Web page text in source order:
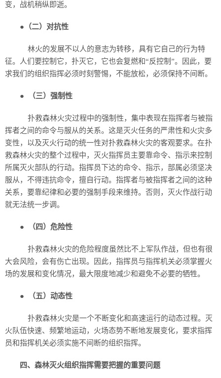
变，战机稍纵即逝。
● （二）对抗性
林火的发展不以人的意志为转移，具有它自己的行为特
征。人们要控制它，扑灭它，它也会复燃和“反控制”。因此，要
求我们的组织指挥必须时刻警惕，不能放松，必须保持不间断。
● （三）强制性
扑救森林火灾过程中的强制性，集中表现在指挥者与被指
挥者之间的命令与服从的关系。这是灭火任务的严肃性和火灾多
变性，以及灭火行动的统一性对扑救森林火灾的客观要求。在扑
救森林火灾的整个过程中，灭火指挥员主要靠命令、指示来控制
所属灭火部队的行动。指挥员下达的命令、指示，部属必须坚决
服从，不得违抗命令，擅自行动。指挥者与被指挥者之间的这种
关系，要靠纪律和必要的强制手段来维持。否则，灭火作战行动
就无法统一步调。
● （四）危险性
扑救森林火灾的危险程度虽然比不上军队作战，但也有很
大会风险，会有伤亡出现。因此，指挥员与指挥机关必须掌握火
场的发展和变化情况，最大限度地减少和避免不必要的牺牲。
● （五）动态性
扑救森林火灾是一个不断变化和高速运行的动态过程。灭
火队伍快速、频繁地运动，火场态势不断地发展变化，要求指挥
员和指挥机关必须实施不间断的组织指挥。
四、森林灭火组织指挥需要把握的重要问题